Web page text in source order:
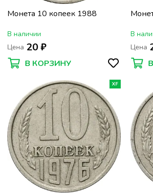
Монета 10 копеек 1988
В наличии
Цена 20 ₽
В КОРЗИНУ
В
Цена
XF